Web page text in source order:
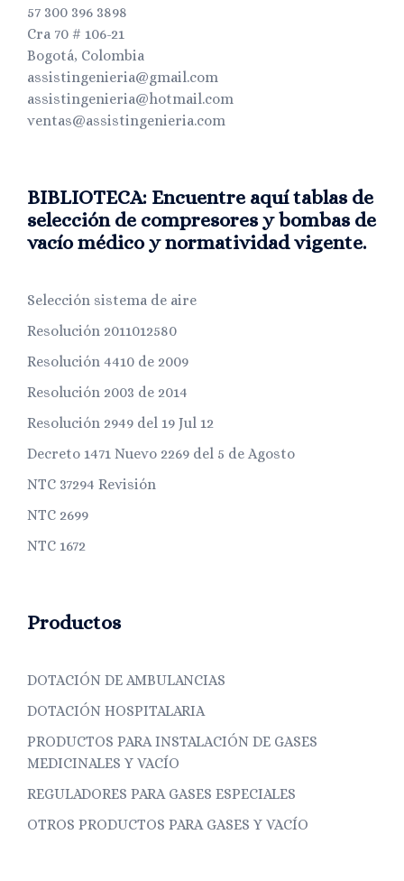
57 300 396 3898
Cra 70 # 106-21
Bogotá, Colombia
assistingenieria@gmail.com
assistingenieria@hotmail.com
ventas@assistingenieria.com
BIBLIOTECA: Encuentre aquí tablas de
selección de compresores y bombas de
vacío médico y normatividad vigente.
Selección sistema de aire
Resolución 2011012580
Resolución 4410 de 2009
Resolución 2003 de 2014
Resolución 2949 del 19 Jul 12
Decreto 1471 Nuevo 2269 del 5 de Agosto
NTC 37294 Revisión
NTC 2699
NTC 1672
Productos
DOTACIÓN DE AMBULANCIAS
DOTACIÓN HOSPITALARIA
PRODUCTOS PARA INSTALACIÓN DE GASES
MEDICINALES Y VACÍO
REGULADORES PARA GASES ESPECIALES
OTROS PRODUCTOS PARA GASES Y VACÍO